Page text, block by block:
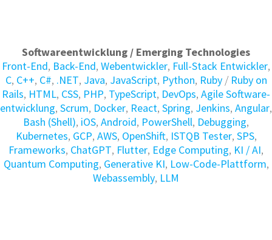
Softwareentwicklung / Emerging Technologies
Front-End, Back-End, Webentwickler, Full-Stack Entwickler,
C, C++, C#, .NET, Java, JavaScript, Python, Ruby/ Ruby on
Rails, HTML, CSS, PHP, TypeScript, DevOps, Agile Soft­ware­
ent­wick­lung, Scrum, Docker, React, Spring, Jenkins, Angular,
Bash (Shell), iOS, Android, PowerShell, Debugging,
Kubernetes, GCP, AWS, OpenShift, ISTQB Tester, SPS,
Frameworks, ChatGPT, Flutter, Edge Computing, KI / AI,
Quantum Computing, Generative KI, Low-Code-Plattform,
Webassembly, LLM